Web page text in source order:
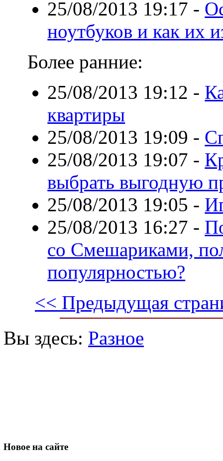
25/08/2013 19:17 -
ноутбуков и как их
Более ранние:
25/08/2013 19:12 -
квартиры
25/08/2013 19:09 -
25/08/2013 19:07 -
выбрать выгодную
25/08/2013 19:05 -
25/08/2013 16:27 -
со Смешариками,
популярностью?
<< Предыдущая
Вы здесь: Разное
Новое на сайте